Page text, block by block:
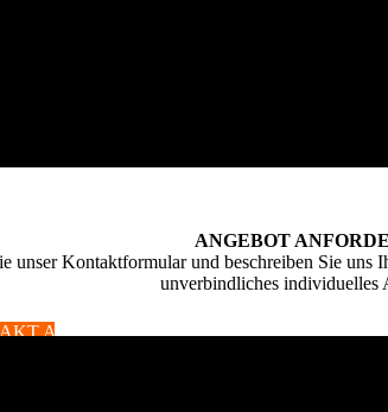
ANGEBOT
unser Kontaktformular und beschreiben Sie uns
unverbindliches individuelles
AUFNEHMEN